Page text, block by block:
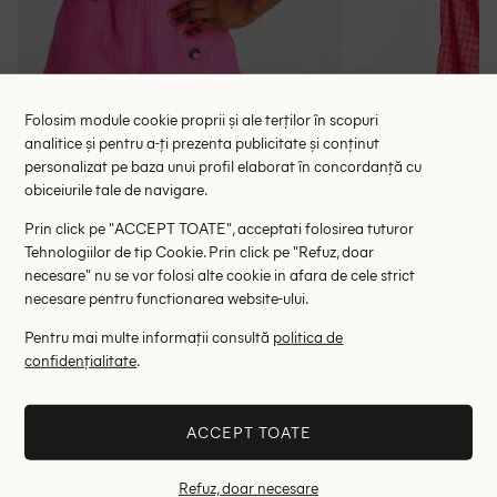
Salopeta ASOS, roz
87.00 lei
RRP: 299.00 lei
46
Salopeta
Altii au fost interesati de
Folosim module cookie proprii și ale terților în scopuri
analitice și pentru a-ți prezenta publicitate și conținut
personalizat pe baza unui profil elaborat în concordanță cu
obiceiurile tale de navigare.
Prin click pe "ACCEPT TOATE", acceptati folosirea tuturor
Tehnologiilor de tip Cookie. Prin click pe "Refuz, doar
necesare" nu se vor folosi alte cookie in afara de cele strict
necesare pentru functionarea website-ului.
Pentru mai multe informații consultă politica de
confidențialitate.
ACCEPT TOATE
Refuz, doar necesare